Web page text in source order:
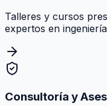
Talleres y cursos
expertos en
Consultoría y